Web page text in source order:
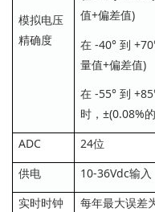
模拟电压
精确度
值+偏差值)
在 -40° 到
量值+偏差值)
在 -55° 到
时，±(0.08%
ADC
24位
供电
10-36Vdc输入
实时时钟
每年最大误差